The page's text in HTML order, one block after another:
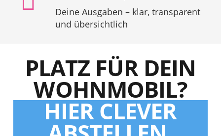
Deine Ausgaben – klar, transparent
und übersichtlich
PLATZ FÜR DEIN
WOHNMOBIL?
HIER CLEVER